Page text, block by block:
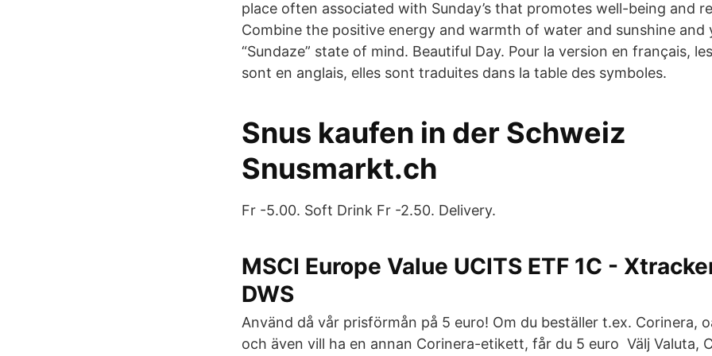
place often associated with Sunday’s that promotes well-being and
Combine the positive energy and warmth of water and sunshine and
“Sundaze” state of mind. Beautiful Day. Pour la version en français,
sont en anglais, elles sont traduites dans la table des symboles.
Snus kaufen in der Schweiz
Snusmarkt.ch
Fr -5.00. Soft Drink Fr -2.50. Delivery.
MSCI Europe Value UCITS ETF 1C -
DWS
Använd då vår prisförmån på 5 euro! Om du beställer t.ex. Corinera,
och även vill ha en annan Corinera-etikett, får du 5 euro Välj Valuta,